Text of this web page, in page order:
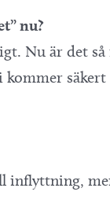
nu?
Nu är det